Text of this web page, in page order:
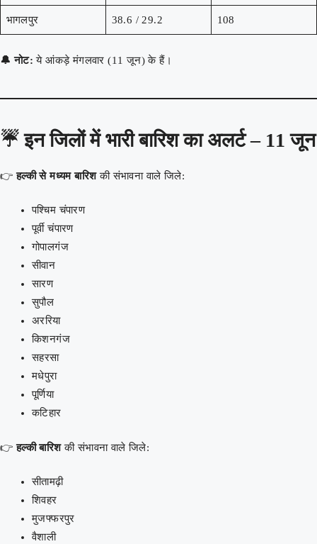
भागलपुर 38.6 / 29.2 108
🔔 नोट: ये आंकड़े मंगलवार (11 जून) के हैं।
☔इन जिलों में भारी बारिश का अलर्ट – 11 जून
👉हल्की से मध्यम बारिशकी संभावना वाले जिले:
पश्चिम चंपारण
पूर्वी चंपारण
गोपालगंज
सीवान
सारण
सुपौल
अररिया
किशनगंज
सहरसा
मधेपुरा
पूर्णिया
कटिहार
👉हल्की बारिशकी संभावना वाले जिले:
सीतामढ़ी
शिवहर
मुजफ्फरपुर
वैशाली